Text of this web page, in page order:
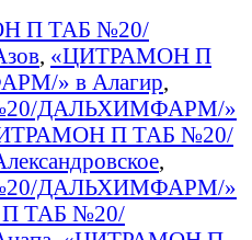
П ТАБ №20/
, «ЦИТРАМОН П
» в Алагир,
ДАЛЬХИМФАРМ/»
П ТАБ №20/
,
ДАЛЬХИМФАРМ/»
ТАБ №20/